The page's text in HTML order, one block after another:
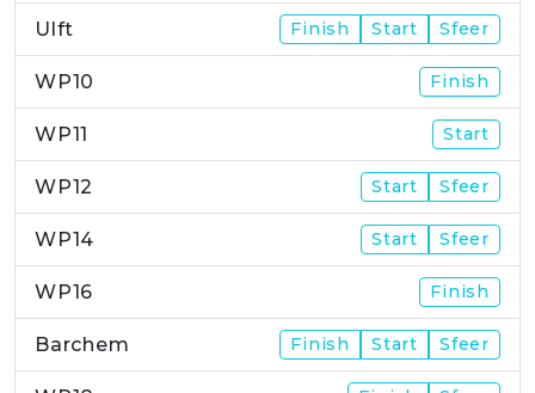
Ulft Finish Start Sfeer
WP10 Finish
WP11 Start
WP12 Start Sfeer
WP14 Start Sfeer
WP16 Finish
Barchem Finish Start Sfeer